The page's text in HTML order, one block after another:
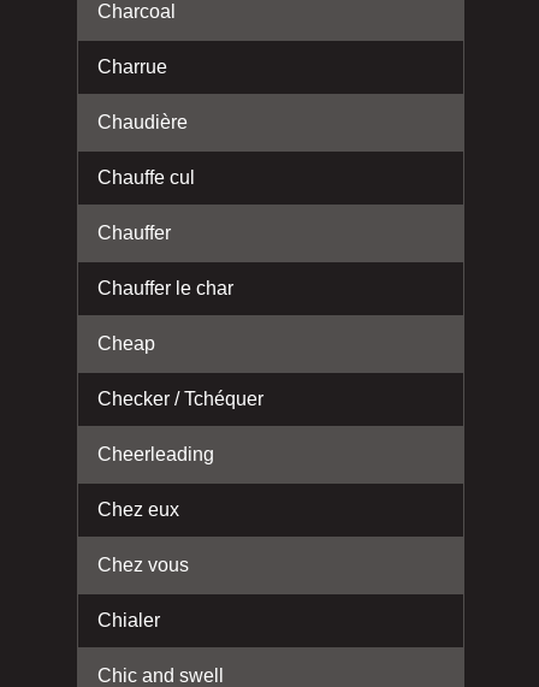
Charcoal
Charrue
Chaudière
Chauffe cul
Chauffer
Chauffer le char
Cheap
Checker / Tchéquer
Cheerleading
Chez eux
Chez vous
Chialer
Chic and swell